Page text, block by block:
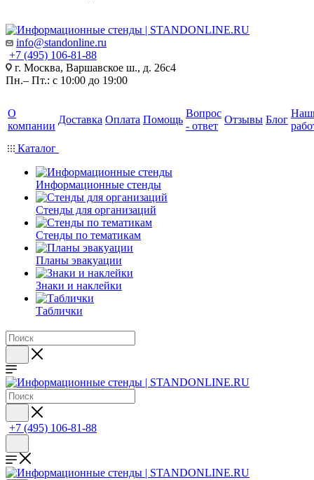
info@standonline.ru
+7 (495) 106-81-88
г. Москва, Варшавское ш., д. 26с4
Пн.– Пт.: с 10:00 до 19:00
О
компании
Доставка Оплата Помощь
Вопрос
- ответ
Отзывы Блог
Каталог
Информационные стенды
Стенды для организаций
Стенды по тематикам
Планы эвакуации
Знаки и наклейки
Таблички
+7 (495) 106-81-88